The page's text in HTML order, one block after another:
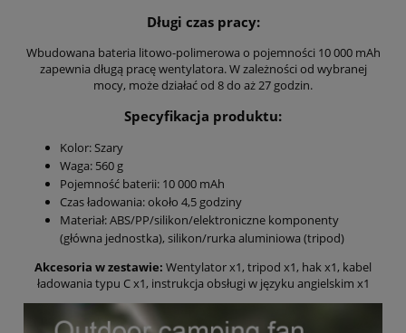
Długi czas pracy:
Wbudowana bateria litowo-polimerowa o pojemności 10 000 mAh
zapewnia długą pracę wentylatora. W zależności od wybranej
mocy, może działać od 8 do aż 27 godzin.
Specyfikacja produktu:
Kolor: Szary
Waga: 560 g
Pojemność baterii: 10 000 mAh
Czas ładowania: około 4,5 godziny
Materiał: ABS/PP/silikon/elektroniczne komponenty
(główna jednostka), silikon/rurka aluminiowa (tripod)
Akcesoria w zestawie: Wentylator x1, tripod x1, hak x1, kabel
ładowania typu C x1, instrukcja obsługi w języku angielskim x1